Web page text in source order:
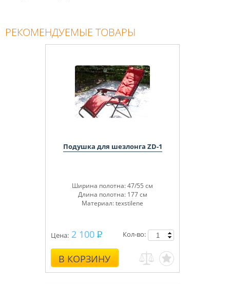
РЕКОМЕНДУЕМЫЕ ТОВАРЫ
Подушка для шезлонга ZD-1
Ширина полотна: 47/55 см
Длина полотна: 177 см
Материал: texstilene
Цена: 2 100
В КОРЗИНУ
Кол-во: